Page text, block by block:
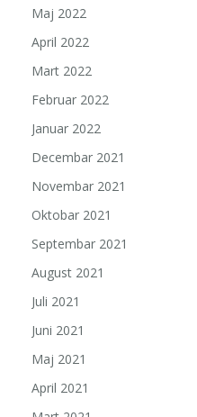
Maj 2022
April 2022
Mart 2022
Februar 2022
Januar 2022
Decembar 2021
Novembar 2021
Oktobar 2021
Septembar 2021
August 2021
Juli 2021
Juni 2021
Maj 2021
April 2021